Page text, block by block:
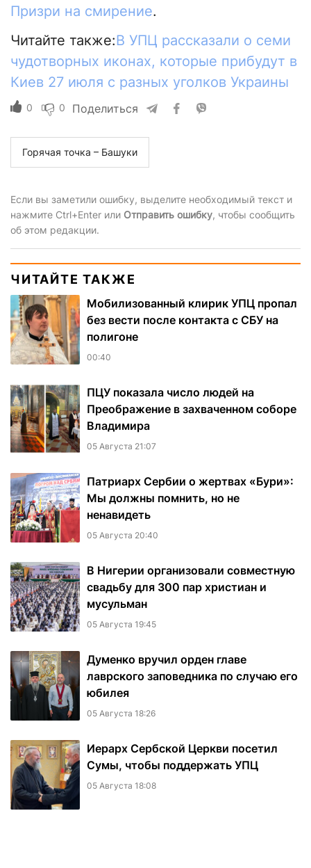
Призри на смирение.
Читайте также:В УПЦ рассказали о семи
чудотворных иконах, которые прибудут в
Киев 27 июля с разных уголков Украины
0 0 Поделиться
Горячая точка – Башуки
Если вы заметили ошибку, выделите необходимый текст и
нажмите Ctrl+Enter или Отправить ошибку, чтобы сообщить
об этом редакции.
ЧИТАЙТЕ ТАКЖЕ
Мобилизованный клирик УПЦ пропал
без вести после контакта с СБУ на
полигоне
00:40
ПЦУ показала число людей на
Преображение в захваченном соборе
Владимира
05 Августа 21:07
Патриарх Сербии о жертвах «Бури»:
Мы должны помнить, но не
ненавидеть
05 Августа 20:40
В Нигерии организовали совместную
свадьбу для 300 пар христиан и
мусульман
05 Августа 19:45
Думенко вручил орден главе
лаврского заповедника по случаю его
юбилея
05 Августа 18:26
Иерарх Сербской Церкви посетил
Сумы, чтобы поддержать УПЦ
05 Августа 18:08